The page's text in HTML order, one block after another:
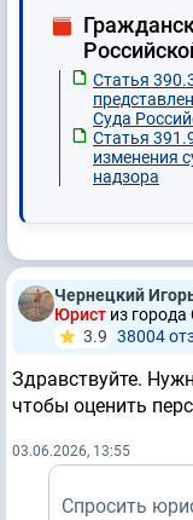
Статья
Суда
Статья
изменения
надзора
Чернецкий
Юрист из
3.9 38004
Здравствуйте.
чтобы оценить
03.06.2026, 13:55
Спросить